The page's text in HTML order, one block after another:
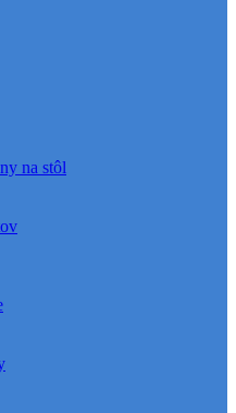
na stôl